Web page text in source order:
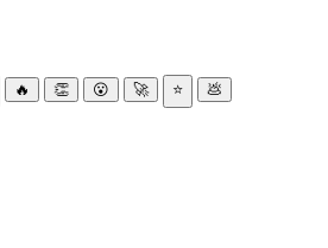
🔥 👏 😮 🚀 ⭐ 💩